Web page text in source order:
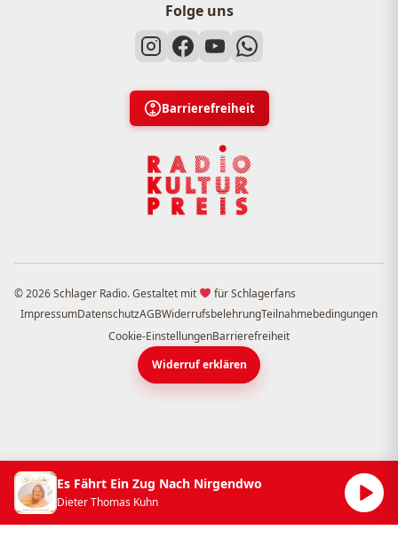
Folge uns
Barrierefreiheit
© 2026 Schlager Radio. Gestaltet mit
für Schlagerfans
ImpressumDatenschutzAGBWiderrufsbelehrungTeilnahmebedingungen
Cookie-EinstellungenBarrierefreiheit
Widerruf erklären
Es Fährt Ein Zug Nach Nirgendwo
Dieter Thomas Kuhn